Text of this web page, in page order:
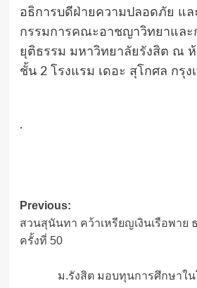
อธิการบดีฝ่ายความปลอดภัย แล
กรรมการคณะอาชญาวิทยาและ
ยุติธรรม มหาวิทยาลัยรังสิต ณ
ชั้น 2 โรงแรม เดอะ สุโกศล กรุง
.
Post
navigation
Previous:
สวนสุนันทา คว้าเหรียญเงินเรือพาย
ครั้งที่ 50
ม.รังสิต มอบทุนการศึกษาใ